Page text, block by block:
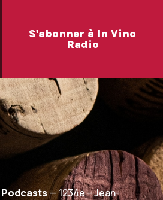
S'abonner à In Vino
Radio
Podcasts—1234e – Jean-